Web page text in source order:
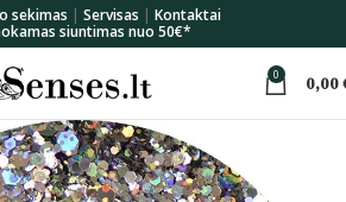
sekimas | Servisas | Kontaktai
siuntimas nuo 50€*
0 0,00